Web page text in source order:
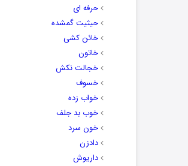
حرفه ای
حیثیت گمشده
خائن کشی
خاتون
خجالت نکش
خسوف
خواب زده
خوب بد جلف
خون سرد
دادزن
داریوش